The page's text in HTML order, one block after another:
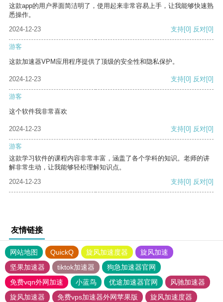
这款app的用户界面简洁明了，使用起来非常容易上手，让我能够快速熟
悉操作。
2024-12-23
支持[0] 反对[0]
游客
这款加速器VPM应用程序提供了顶级的安全性和隐私保护。
2024-12-23 支持[0] 反对[0]
游客
这个软件我非常喜欢
2024-12-23 支持[0] 反对[0]
游客
这款学习软件的课程内容非常丰富，涵盖了各个学科的知识。老师的讲
解非常生动，让我能够轻松理解知识点。
2024-12-23
支持[0] 反对[0]
友情链接
网站地图 QuickQ 旋风加速度器
旋风加速
坚果加速器
tiktok加速器
狗急加速器官网
免费vqn外网加速
小蓝鸟 优途加速器官网
风驰加速器
旋风加速器
免费vps加速器外网苹果版 旋风加速度器